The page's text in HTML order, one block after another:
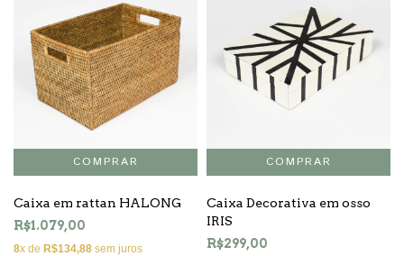
Caixa em rattan HALONG
R$1.079,00
8x de R$134,88 sem juros
Caixa Decorativa em osso
IRIS
R$299,00